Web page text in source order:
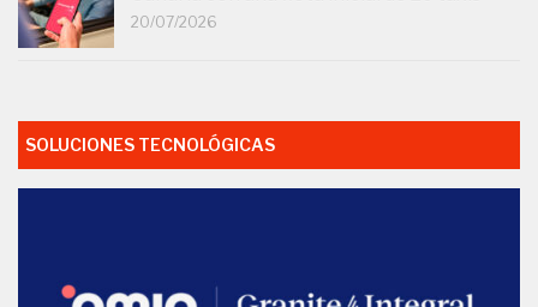
20/07/2026
SOLUCIONES TECNOLÓGICAS